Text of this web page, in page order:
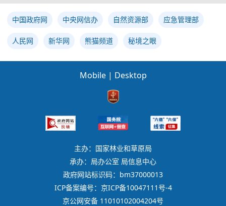
中国政府网 中央网信办 自然资源部 应急管理部
人民网 新华网 熊猫频道 秘境之眼
Mobile | Desktop
主办：国家林业和草原局
承办：局办公室 局信息中心
政府网站标识码：bm37000013
ICP备案编号：京ICP备10047111号-4
京公网安备 11010102004204号